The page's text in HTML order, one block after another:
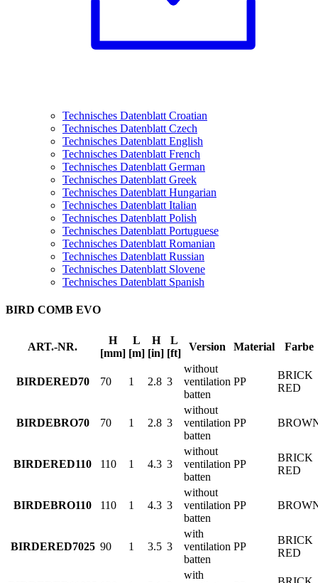
Technisches Datenblatt Croatian
Technisches Datenblatt Czech
Technisches Datenblatt English
Technisches Datenblatt French
Technisches Datenblatt German
Technisches Datenblatt Greek
Technisches Datenblatt Hungarian
Technisches Datenblatt Italian
Technisches Datenblatt Polish
Technisches Datenblatt Portuguese
Technisches Datenblatt Romanian
Technisches Datenblatt Russian
Technisches Datenblatt Slovene
Technisches Datenblatt Spanish
BIRD COMB EVO
ART.-NR.
H
[mm]
L
[m]
H
[in]
L
[ft]
Version Material Farbe
BIRDERED70 70 1 2.8 3
without
ventilation
batten
PP
BRICK
RED
BIRDEBRO70 70 1 2.8 3
without
ventilation
batten
PP
BIRDERED110 110 1 4.3 3
without
ventilation
batten
PP
BRICK
RED
BIRDEBRO110 110 1 4.3 3
without
ventilation
batten
PP
BIRDERED7025 90 1 3.5 3
with
ventilation
batten
PP
BRICK
RED
with